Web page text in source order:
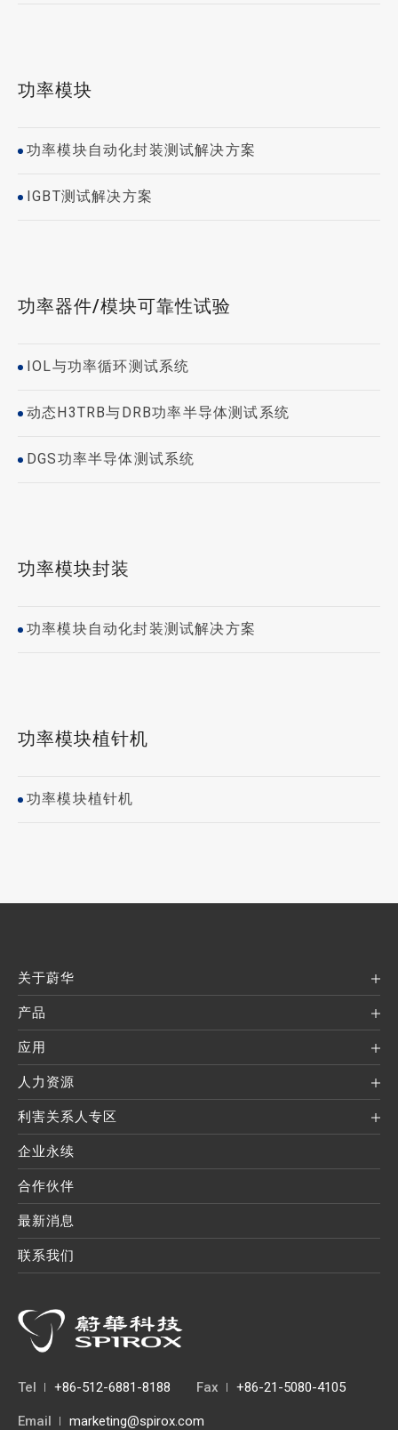
功率模块
功率模块自动化封装测试解决方案
IGBT测试解决方案
功率器件/模块可靠性试验
IOL与功率循环测试系统
动态H3TRB与DRB功率半导体测试系统
DGS功率半导体测试系统
功率模块封装
功率模块自动化封装测试解决方案
功率模块植针机
功率模块植针机
关于蔚华
产品
应用
人力资源
利害关系人专区
企业永续
合作伙伴
最新消息
联系我们
Tel +86-512-6881-8188 Fax +86-21-5080-4105
Email marketing@spirox.com